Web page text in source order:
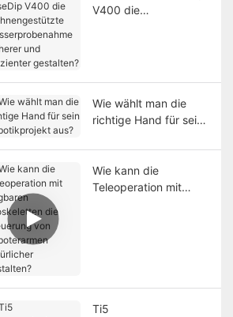
V400 die
Wie wählt man die
richtige Hand für sein
Wie kann die
Teleoperation mit
Ti5